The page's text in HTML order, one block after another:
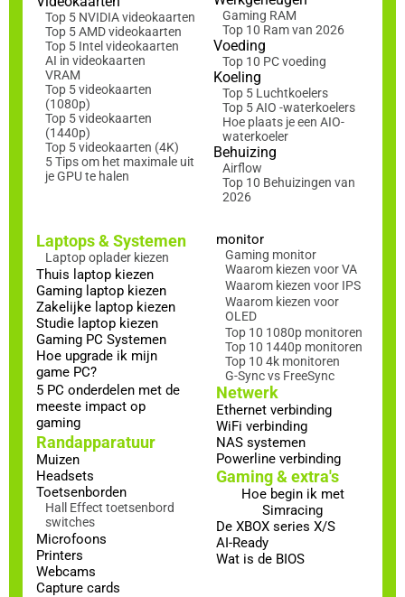
Top 5 NVIDIA videokaarten
Top 5 AMD videokaarten
Top 5 Intel videokaarten
AI in videokaarten
VRAM
Top 5 videokaarten
(1080p)
Top 5 videokaarten
(1440p)
Top 5 videokaarten (4K)
5 Tips om het maximale uit
je GPU te halen
Gaming RAM
Top 10 Ram van 2026
Voeding
Top 10 PC voeding
Koeling
Top 5 Luchtkoelers
Top 5 AIO -waterkoelers
Hoe plaats je een AIO-
waterkoeler
Behuizing
Airflow
Top 10 Behuizingen van
2026
Laptops & Systemen
Laptop oplader kiezen
Thuis laptop kiezen
Gaming laptop kiezen
Zakelijke laptop kiezen
Studie laptop kiezen
Gaming PC Systemen
Hoe upgrade ik mijn
game PC?
5 PC onderdelen met de
meeste impact op
gaming
Randapparatuur
Muizen
Headsets
Toetsenborden
Hall Effect toetsenbord
switches
Microfoons
Printers
Webcams
Capture cards
monitor
Gaming monitor
Waarom kiezen voor VA
Waarom kiezen voor IPS
Waarom kiezen voor
OLED
Top 10 1080p monitoren
Top 10 1440p monitoren
Top 10 4k monitoren
G-Sync vs FreeSync
Netwerk
Ethernet verbinding
WiFi verbinding
NAS systemen
Powerline verbinding
Gaming & extra's
Hoe begin ik met
Simracing
De XBOX series X/S
AI-Ready
Wat is de BIOS